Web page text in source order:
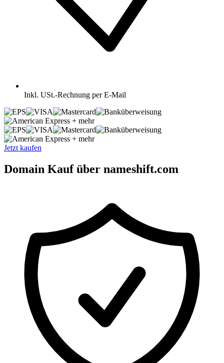
Inkl. USt.-Rechnung per E-Mail
+ mehr
+ mehr
Jetzt kaufen
Domain Kauf über nameshift.com